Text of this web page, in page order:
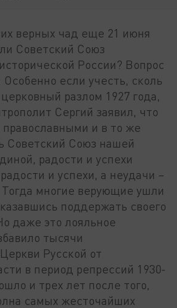
верных чад еще 21 июня
Советский Союз
России? Вопрос
если учесть, сколь
разлом 1927 года,
Сергий заявил, что
и в то же
Советский Союз нашей
радости и успехи
и успехи, а неудачи –
многие верующие ушли
поддержать своего
даже это лояльное
тысячи
Русской от
в период репрессий 1930-
и трех лет после того,
самых жесточайших